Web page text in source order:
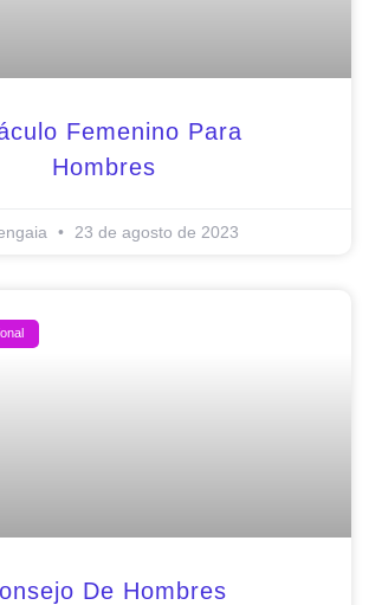
Femenino Para
Hombres
23 de agosto de 2023
De Hombres